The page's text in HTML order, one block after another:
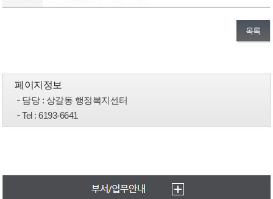
목록
페이지정보
담당: 상갈동 행정복지센터
Tel: 6193-6641